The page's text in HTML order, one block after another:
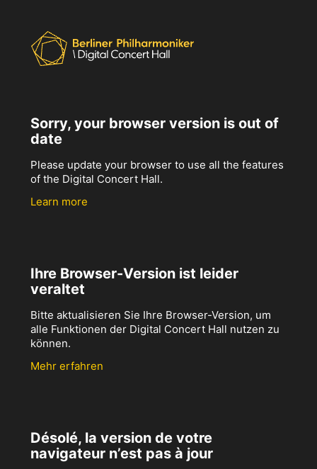
Sorry, your browser version is out of
date
Please update your browser to use all the features
of the Digital Concert Hall.
Learn more
Ihre Browser-Version ist leider
veraltet
Bitte aktualisieren Sie Ihre Browser-Version, um
alle Funktionen der Digital Concert Hall nutzen zu
können.
Mehr erfahren
Désolé, la version de votre
navigateur n’est pas à jour